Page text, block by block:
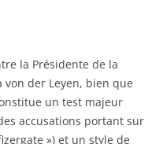
la Présidente de la
von der Leyen, bien que
un test majeur
accusations portant sur
») et un style de